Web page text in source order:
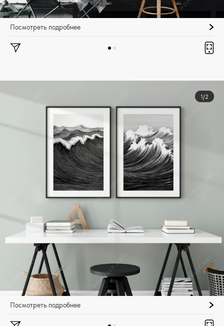
Посмотреть подробнее
1/2
Посмотреть подробнее